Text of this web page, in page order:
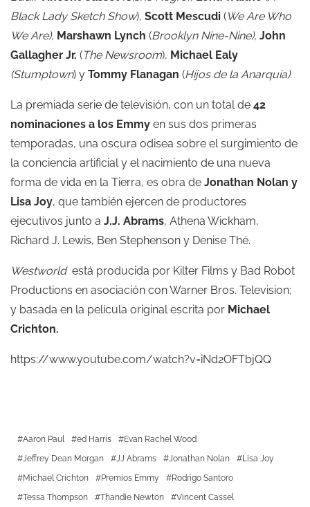
Black Lady Sketch Show), Scott Mescudi (We Are Who
We Are), Marshawn Lynch (Brooklyn Nine-Nine), John
Gallagher Jr. (The Newsroom), Michael Ealy
(Stumptown) y Tommy Flanagan (Hijos de la Anarquía).
La premiada serie de televisión, con un total de 42
nominaciones a los Emmy en sus dos primeras
temporadas, una oscura odisea sobre el surgimiento de
la conciencia artificial y el nacimiento de una nueva
forma de vida en la Tierra, es obra de Jonathan Nolan y
Lisa Joy, que también ejercen de productores
ejecutivos junto a J.J. Abrams, Athena Wickham,
Richard J. Lewis, Ben Stephenson y Denise Thé.
Westworldestá producida por Kilter Films y Bad Robot
Productions en asociación con Warner Bros. Television;
y basada en la película original escrita por Michael
Crichton.
https://www.youtube.com/watch?v=iNd2OFTbjQQ
Aaron Paul ed Harris
Evan Rachel Wood
Jeffrey Dean Morgan
JJ Abrams Jonathan Nolan
Lisa Joy
Michael Crichton
Premios Emmy
Rodrigo Santoro
Tessa Thompson
Thandie Newton
Vincent Cassel